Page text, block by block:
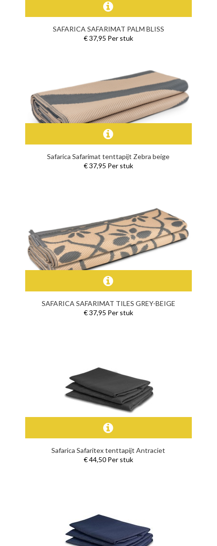
SAFARICA SAFARIMAT PALM BLISS
€ 37,95 Per stuk
Safarica Safarimat tenttapijt Zebra beige
€ 37,95 Per stuk
SAFARICA SAFARIMAT TILES GREY-BEIGE
€ 37,95 Per stuk
Safarica Safaritex tenttapijt Antraciet
€ 44,50 Per stuk